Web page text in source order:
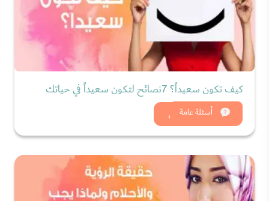
أسئلة عامة
كيف تكون سعيداً؟ 7نصائح لتكون سعيداً في حياتك
شاهد الان